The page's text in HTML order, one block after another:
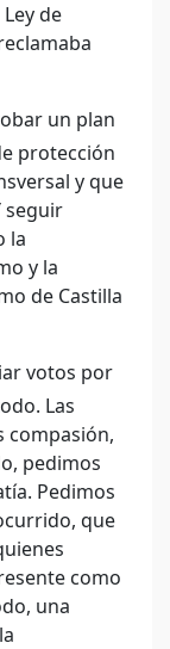
de
un plan
protección
y que
seguir
la
y la
de Castilla
votos por
Las
compasión,
pedimos
Pedimos
que
como
una